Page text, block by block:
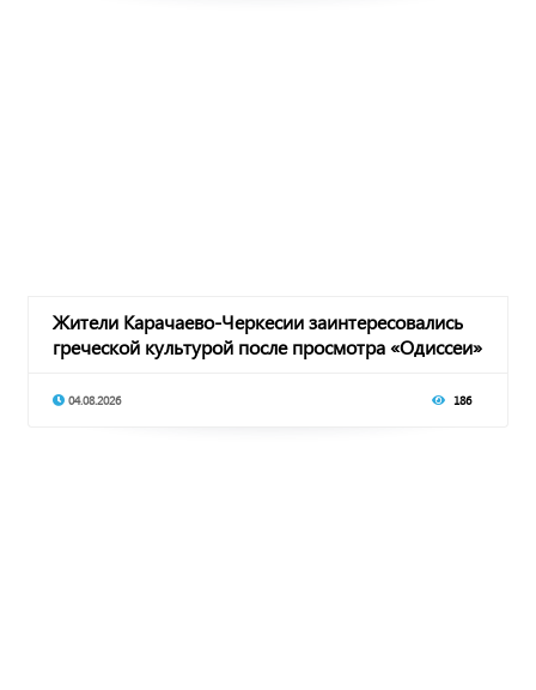
Жители Карачаево-Черкесии заинтересовались
греческой культурой после просмотра «Одиссеи»
04.08.2026 186